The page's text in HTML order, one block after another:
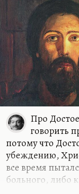
оставалась
одной стороны,
мизантропия —
приводит к
Про
говорить
потому что
убеждению,
все время
больного, либо